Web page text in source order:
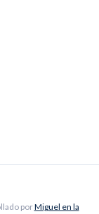
porMiguel en la